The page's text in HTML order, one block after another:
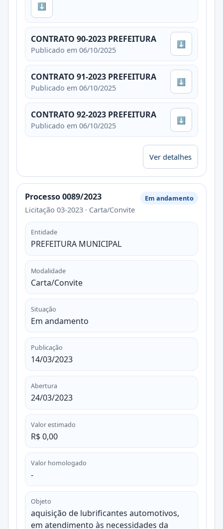
⬇
CONTRATO 90-2023 PREFEITURA
Publicado em 06/10/2025
⬇
CONTRATO 91-2023 PREFEITURA
Publicado em 06/10/2025
⬇
CONTRATO 92-2023 PREFEITURA
Publicado em 06/10/2025
⬇
Ver detalhes
Processo 0089/2023
Licitação 03-2023 · Carta/Convite
Em andamento
Entidade
PREFEITURA MUNICIPAL
Modalidade
Carta/Convite
Situação
Em andamento
Publicação
14/03/2023
Abertura
24/03/2023
Valor estimado
R$ 0,00
Valor homologado
-
Objeto
aquisição de lubrificantes automotivos,
em atendimento às necessidades da